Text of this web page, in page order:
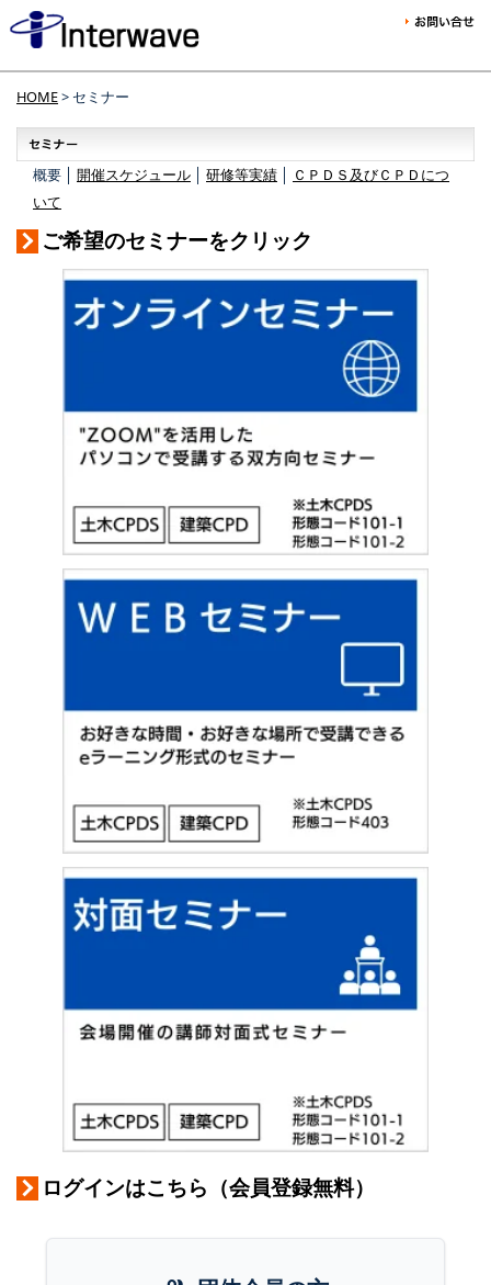
HOME> セミナー
概要 │ 開催スケジュール 研修等実績
ＣＰＤＳ及びＣＰＤにつ
いて
ご希望のセミナーをクリック
ログインはこちら（会員登録無料）